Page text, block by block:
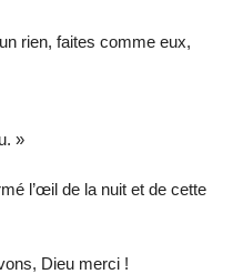
rien, faites comme eux,
»
l’œil de la nuit et de cette
Dieu merci !